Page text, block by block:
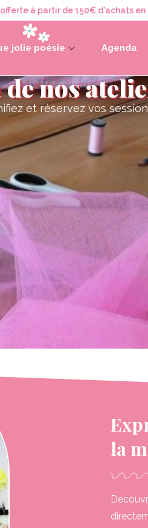
à partir de 150€ d'achats en
jolie poésie Agenda
de nos
et réservez vos
la